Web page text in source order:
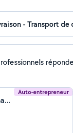
Auto-entrepreneur
Abdul Musawer Mohammadi (Golden MultiServices)